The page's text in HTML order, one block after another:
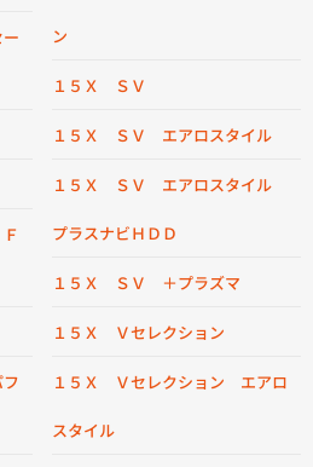
ン
１５Ｘ ＳＶ
１５Ｘ ＳＶ エアロスタイル
１５Ｘ ＳＶ エアロスタイル
プラスナビＨＤＤ
１５Ｘ ＳＶ ＋プラズマ
１５Ｘ Ｖセレクション
１５Ｘ Ｖセレクション エアロ
スタイル